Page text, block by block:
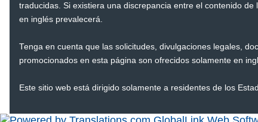
traducidas. Si existiera una discrepancia entre el contenido
en inglés prevalecerá.
Tenga en cuenta que las solicitudes, divulgaciones legales,
promocionados en esta página son ofrecidos solamente en
Este sitio web está dirigido solamente a residentes de los